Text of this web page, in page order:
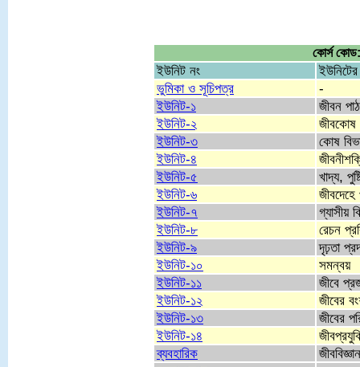
কোর্স
ইউনিট নং
ভুমিকা ও সূচিপত্র
-
ইউনিট-১
জীবন পাঠ
ইউনিট-২
জীবকোষ
ইউনিট-৩
কোষ
ইউনিট-৪
ইউনিট-৫
খাদ্য,
ইউনিট-৬
ইউনিট-৭
গ্যাসীয়
ইউনিট-৮
রেচন
ইউনিট-৯
দৃঢ়তা
ইউনিট-১০
সমন্বয়
ইউনিট-১১
জীবে
ইউনিট-১২
জীবের
ইউনিট-১৩
জীবের
ইউনিট-১৪
ব্যবহারিক
জীববিজ্ঞান